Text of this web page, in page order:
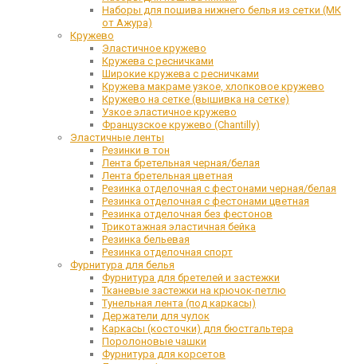
Наборы для пошива нижнего белья из сетки (МК
от Ажура)
Кружево
Эластичное кружево
Кружева с ресничками
Широкие кружева с ресничками
Кружева макраме узкое, хлопковое кружево
Кружево на сетке (вышивка на сетке)
Узкое эластичное кружево
Французское кружево (Chantilly)
Эластичные ленты
Резинки в тон
Лента бретельная черная/белая
Лента бретельная цветная
Резинка отделочная с фестонами черная/белая
Резинка отделочная с фестонами цветная
Резинка отделочная без фестонов
Трикотажная эластичная бейка
Резинка бельевая
Резинка отделочная спорт
Фурнитура для белья
Фурнитура для бретелей и застежки
Тканевые застежки на крючок-петлю
Тунельная лента (под каркасы)
Держатели для чулок
Каркасы (косточки) для бюстгальтера
Поролоновые чашки
Фурнитура для корсетов